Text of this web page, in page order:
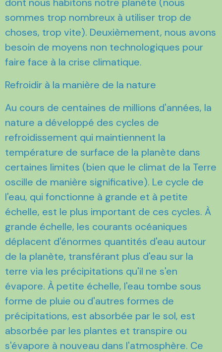
dont nous habitons notre planète (nous
sommes trop nombreux à utiliser trop de
choses, trop vite). Deuxièmement, nous avons
besoin de moyens non technologiques pour
faire face à la crise climatique.
Refroidir à la manière de la nature
Au cours de centaines de millions d'années, la
nature a développé des cycles de
refroidissement qui maintiennent la
température de surface de la planète dans
certaines limites (bien que le climat de la Terre
oscille de manière significative). Le cycle de
l'eau, qui fonctionne à grande et à petite
échelle, est le plus important de ces cycles. À
grande échelle, les courants océaniques
déplacent d'énormes quantités d'eau autour
de la planète, transférant plus d'eau sur la
terre via les précipitations qu'il ne s'en
évapore. À petite échelle, l'eau tombe sous
forme de pluie ou d'autres formes de
précipitations, est absorbée par le sol, est
absorbée par les plantes et transpire ou
s'évapore à nouveau dans l'atmosphère. Ce